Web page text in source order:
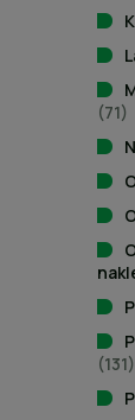
(71)
(131)